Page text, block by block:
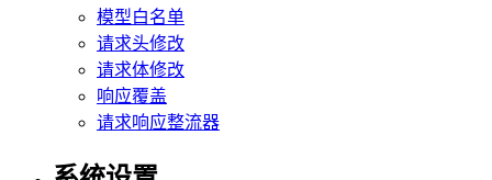
模型白名单
请求头修改
请求体修改
响应覆盖
请求响应整流器